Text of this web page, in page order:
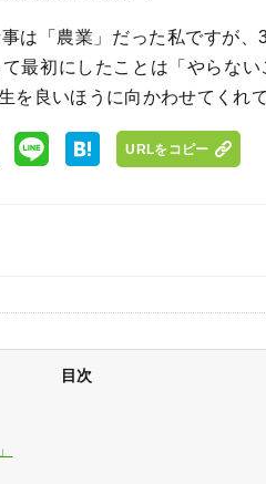
は「農業」だった私ですが、
最初にしたことは「やらな
を良いほうに向かわせてくれ
URLをコピー
目次